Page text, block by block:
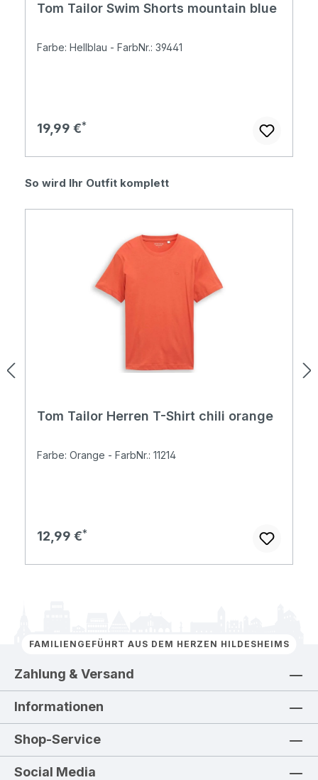
Tom Tailor Swim Shorts mountain blue
Farbe: Hellblau - FarbNr.: 39441
Regulärer Preis:
19,99 €
Produktgalerie überspringen
So wird Ihr Outfit komplett
Tom Tailor Herren T-Shirt chili orange
Farbe: Orange - FarbNr.: 11214
Regulärer Preis:
12,99 €
FAMILIENGEFÜHRT AUS DEM HERZEN HILDESHEIMS
Zahlung & Versand
Informationen
Shop-Service
Social Media